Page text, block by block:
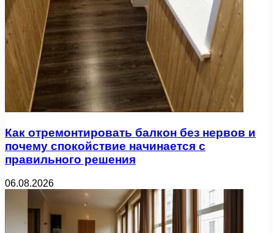
Как отремонтировать балкон без нервов и
почему спокойствие начинается с
правильного решения
06.08.2026